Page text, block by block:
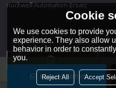
Kontakt Sofort
Rockwell Automation-Ersatz
Sprache:
Cookie
We use cookies to provide
experience. They also allow
behavior in order to
you.
Reject All Accept